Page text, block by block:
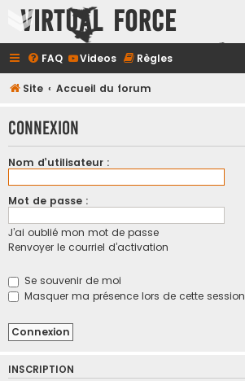
Virtual Force
FAQ Videos Règles
Site Accueil du forum
Connexion
Nom d’utilisateur :
Mot de passe :
J’ai oublié mon mot de passe
Renvoyer le courriel d’activation
Se souvenir de moi
Masquer ma présence lors de cette session
INSCRIPTION